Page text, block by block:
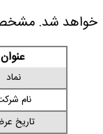
خواهد شد.
عنوان
نماد
نام
تاریخ